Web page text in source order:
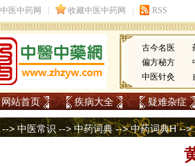
古今名医
偏方秘方
中医针灸
网站首页 疾病大全 疑难杂症
-->中医常识 -->中药词典-->中药词典H-->